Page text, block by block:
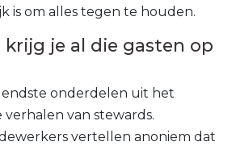
is om alles tegen te houden.
je al die gasten op
onderdelen uit het
van stewards.
vertellen anoniem dat